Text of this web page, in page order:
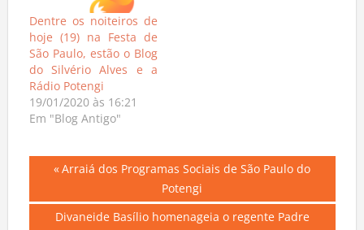
Dentre os noiteiros de
hoje (19) na Festa de
São Paulo, estão o Blog
do Silvério Alves e a
Rádio Potengi
19/01/2020 às 16:21
Em "Blog Antigo"
Navegação
de
Previous
Arraiá dos Programas Sociais de São Paulo do
Potengi
Next
Divaneide Basílio homenageia o regente Padre